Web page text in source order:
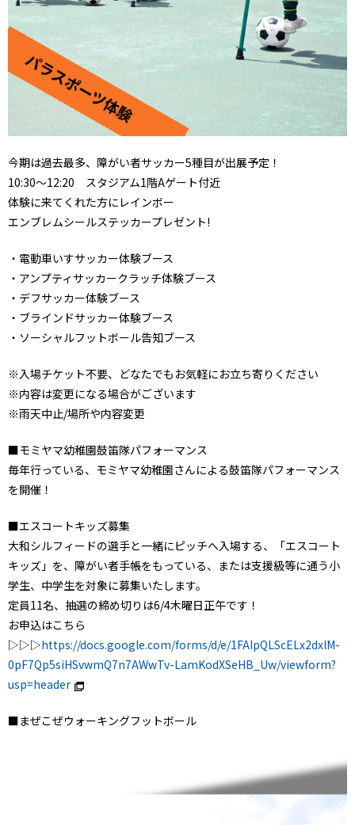
今期は過去最多、障がい者サッカー5種目が出展予定！
10:30～12:20 スタジアム1階Aゲート付近
体験に来てくれた方にレインボー
エンブレムシールステッカープレゼント!
・電動車いすサッカー体験ブース
・アンプティサッカークラッチ体験ブース
・デフサッカー体験ブース
・ブラインドサッカー体験ブース
・ソーシャルフットボール告知ブース
※入場チケット不要、どなたでもお気軽にお立ち寄りください
※内容は変更になる場合がございます
※雨天中止/場所や内容変更
■モミヤマ幼稚園鼓笛隊パフォーマンス
毎年行っている、モミヤマ幼稚園さんによる鼓笛隊パフォーマンス
を開催！
■エスコートキッズ募集
大和シルフィードの選手と一緒にピッチへ入場する、「エスコート
キッズ」を、障がい者手帳をもっている、または支援級等に通う小
学生、中学生を対象に募集いたします。
定員11名、抽選の締め切りは6/4木曜日正午です！
お申込はこちら
▷▷▷https://docs.google.com/forms/d/e/1FAIpQLScELx2dxlM-
0pF7Qp5siHSvwmQ7n7AWwTv-LamKodXSeHB_Uw/viewform?
usp=header
■まぜこぜウォーキングフットボール